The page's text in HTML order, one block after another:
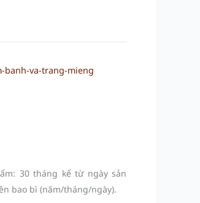
banh-va-trang-mieng
30 tháng kể từ ngày sản
bao bì (năm/tháng/ngày).